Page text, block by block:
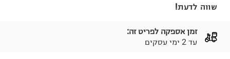
שווה לדעת!
זמן אספקה לפריט זה:
עד 2 ימי עסקים